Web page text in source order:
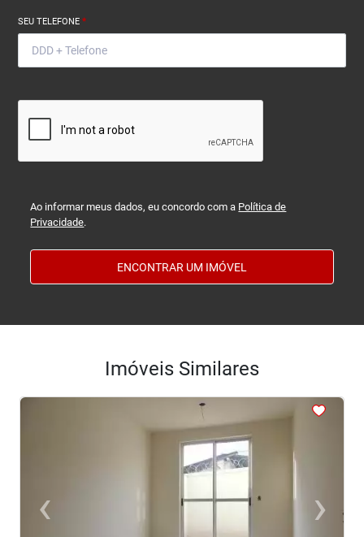
SEU TELEFONE*
Ao informar meus dados, eu concordo com a Política de
Privacidade.
ENCONTRAR UM IMÓVEL
Imóveis Similares
‹Previous ›Next